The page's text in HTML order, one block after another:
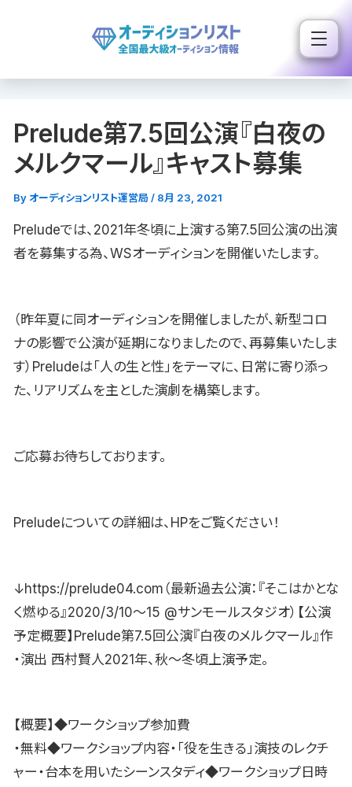
ス
Prelude第7.5回公演『白夜の
メルクマール』キャスト募集
By オーディションリスト運営局 / 8月 23, 2021
Preludeでは、2021年冬頃に上演する第7.5回公演の出演
者を募集する為、WSオーディションを開催いたします。
（昨年夏に同オーディションを開催しましたが、新型コロ
ナの影響で公演が延期になりましたので、再募集いたしま
す）Preludeは「人の生と性」をテーマに、日常に寄り添っ
た、リアリズムを主とした演劇を構築します。
ご応募お待ちしております。
Preludeについての詳細は、HPをご覧ください！
↓https://prelude04.com（最新過去公演：『そこはかとな
く燃ゆる』2020/3/10〜15 @サンモールスタジオ）【公演
予定概要】Prelude第7.5回公演『白夜のメルクマール』作
・演出 西村賢人2021年、秋〜冬頃上演予定。
【概要】◆ワークショップ参加費
・無料◆ワークショップ内容・「役を生きる」演技のレクチ
ャー・台本を用いたシーンスタディ◆ワークショップ日時